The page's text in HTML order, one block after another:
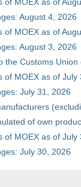
August 4, 2026
of MOEX as of
August 3, 2026
the Customs
of MOEX as of July
July 31, 2026
of own
of MOEX as of July
July 30, 2026